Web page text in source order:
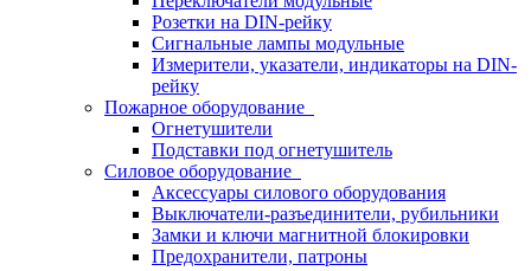
Розетки на DIN-рейку
Сигнальные лампы модульные
Измерители, указатели, индикаторы на DIN-
рейку
Пожарное оборудование
Огнетушители
Подставки под огнетушитель
Силовое оборудование
Аксессуары силового оборудования
Выключатели-разъединители, рубильники
Замки и ключи магнитной блокировки
Предохранители, патроны